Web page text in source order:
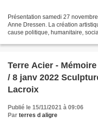
Présentation samedi 27
Anne Dressen. La création
cause politique, humanitaire,
Terre Acier -
/ 8 janv 2022 Sculptures céramiques Pascal
Lacroix
Publié le 15/11/2021 à 09:06
Par terres d aligre